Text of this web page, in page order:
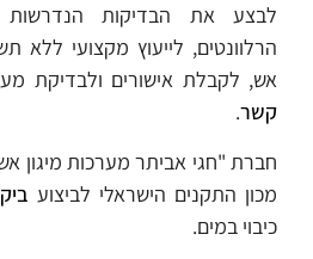
לבצע את הבדיקות
הרלוונטים, לייעוץ מקצועי ללא
אש, לקבלת אישורים ולבדיקת
קשר.
חברת "חגי אביתר מערכות
מכון התקנים הישראלי לביצוע
כיבוי במים.